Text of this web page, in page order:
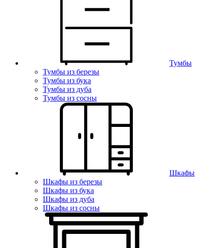
Тумбы
Тумбы из березы
Тумбы из бука
Тумбы из дуба
Тумбы из сосны
Шкафы
Шкафы из березы
Шкафы из бука
Шкафы из дуба
Шкафы из сосны